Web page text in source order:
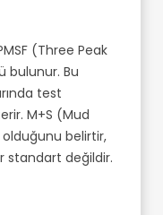
(Three Peak
bulunur. Bu
test
M+S (Mud
belirtir,
standart değildir.